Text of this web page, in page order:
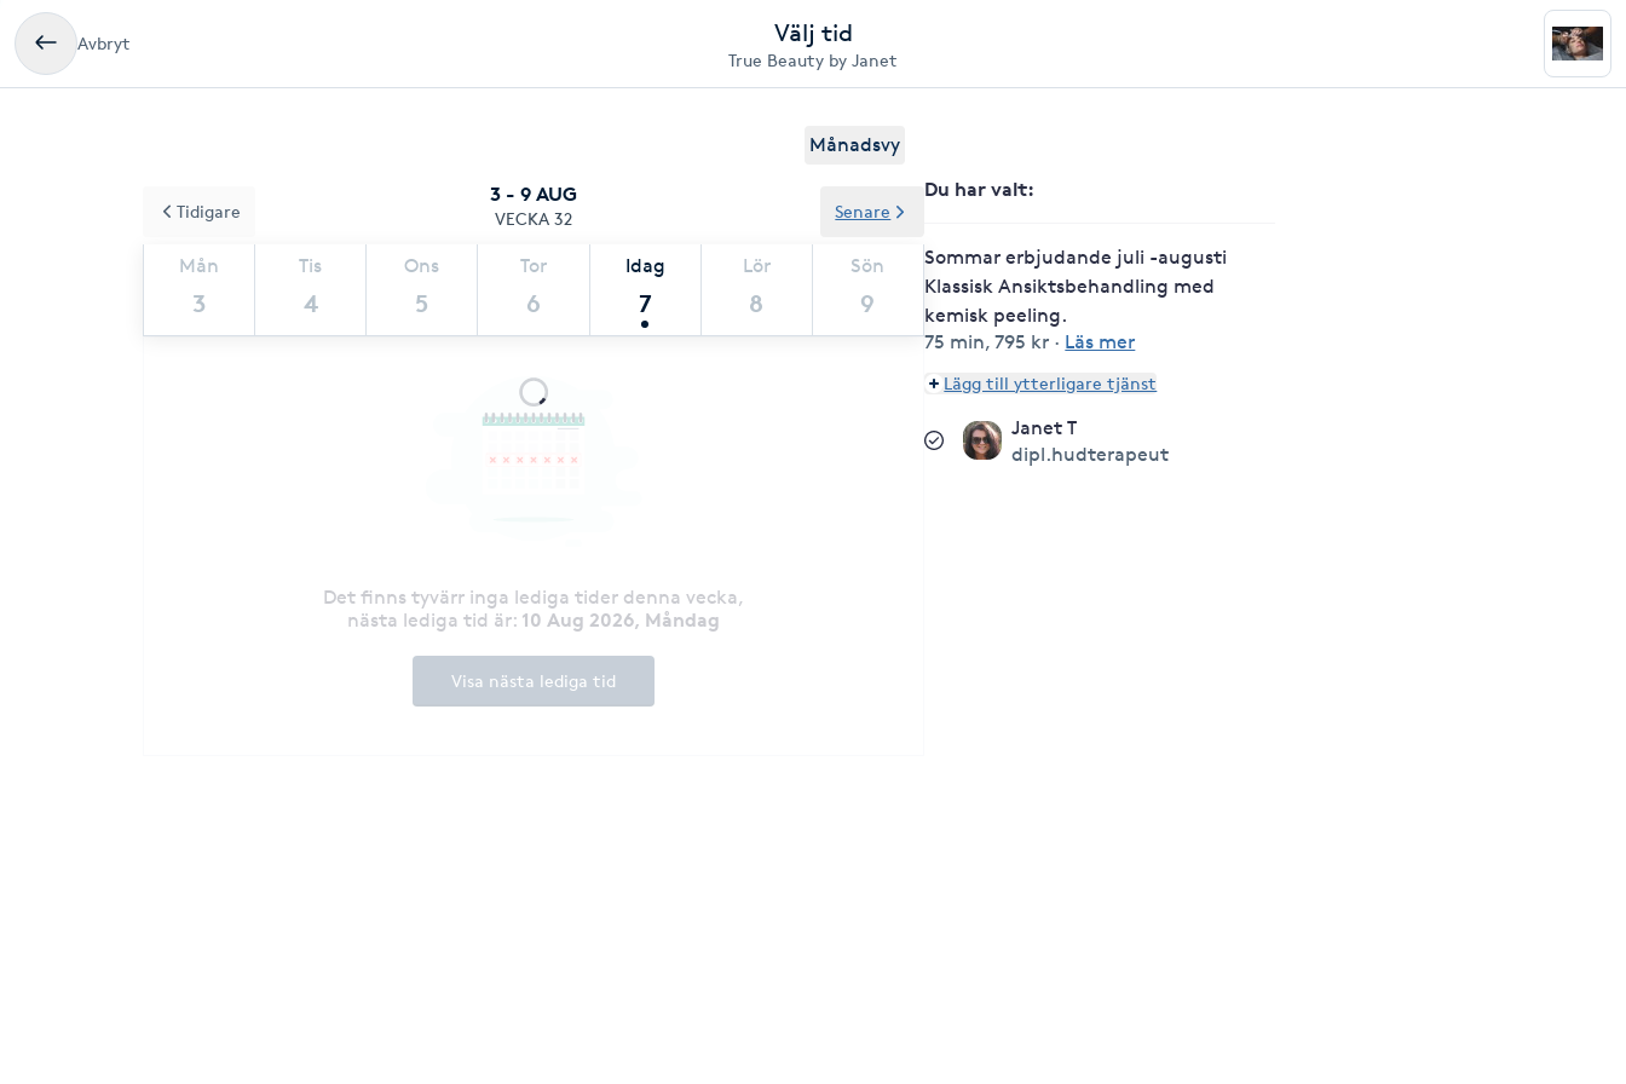
Avbryt Välj tid
True Beauty by Janet
Månadsvy
3 - 9 AUG
VECKA 32
Mån
3
Tis
4
Ons
5
Tor
6
Idag
7
Lör
8
Sön
9
Tidigare Senare
Det finns tyvärr inga lediga tider denna vecka,
nästa lediga tid är: 10 Aug 2026, Måndag
Visa nästa lediga tid
Du har valt:
Sommar erbjudande juli -augusti
Klassisk Ansiktsbehandling med
kemisk peeling.
75 min,795 kr · Läs mer
Lägg till ytterligare tjänst
Janet T
dipl.hudterapeut